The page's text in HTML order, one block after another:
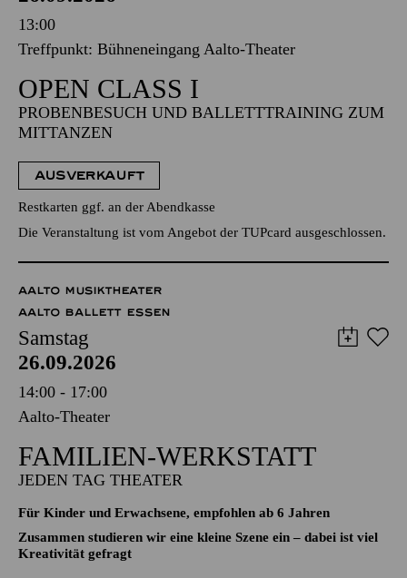
13:00
Treffpunkt: Bühneneingang Aalto-Theater
OPEN CLASS I
PROBENBESUCH UND BALLETTTRAINING ZUM
MITTANZEN
AUSVERKAUFT
Restkarten ggf. an der Abendkasse
Die Veranstaltung ist vom Angebot der TUPcard ausgeschlossen.
AALTO MUSIKTHEATER
AALTO BALLETT ESSEN
Samstag
26.09.2026
14:00 - 17:00
Aalto-Theater
FAMILIEN-WERKSTATT
JEDEN TAG THEATER
Für Kinder und Erwachsene, empfohlen ab 6 Jahren
Zusammen studieren wir eine kleine Szene ein – dabei ist viel
Kreativität gefragt